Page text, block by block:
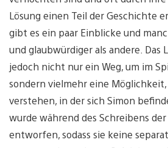
Lösung einen Teil der Geschichte
gibt es ein paar Einblicke und
und glaubwürdiger als andere. Das
jedoch nicht nur ein Weg, um im
sondern vielmehr eine
verstehen, in der sich Simon
wurde während des Schreibens
entworfen, sodass sie keine